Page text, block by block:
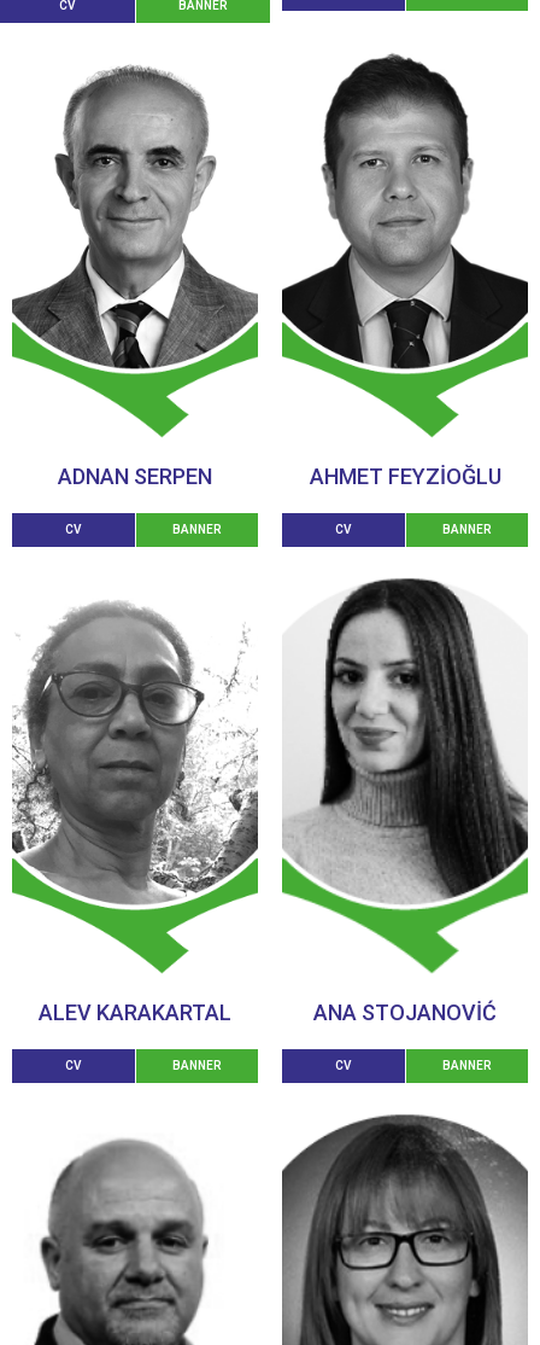
CV BANNER
ADNAN SERPEN
CV BANNER
AHMET FEYZIOĞLU
CV BANNER
ALEV KARAKARTAL
CV BANNER
ANA STOJANOVIĆ
CV BANNER